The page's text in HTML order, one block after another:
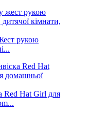
рукою
Red Hat Girl для